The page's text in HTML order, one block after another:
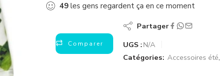
49 les gens regardent ça en ce moment
Comparer
Partager
UGS : N/A
Catégories: Accessoires été,